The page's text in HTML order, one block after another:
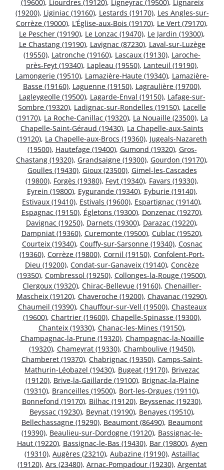
(19600), Liourdres (19120), Ligneyrac (19500), Lignareix
(19200), Liginiac (19160), Lestards (19170), Les Angles-sur-
Corrèze (19000), L’Église-aux-Bois (19170), Le Vert (79170),
Le Pescher (19190), Le Lonzac (19470), Le Jardin (19300),
Le Chastang (19190), Lavignac (87230), Laval-sur-Luzège
(19550), Latronche (19160), Lascaux (19130), Laroche-
près-Feyt (19340), Lapleau (19550), Lanteuil (19190),
Lamongerie (19510), Lamazière-Haute (19340), Lamazière-
Basse (19160), Laguenne (19150), Lagraulière (19700),
Lagleygeolle (19500), Lagarde-Enval (19150), Lafage-sur-
Sombre (19320), Ladignac-sur-Rondelles (19150), Lacelle
(19170), La Roche-Canillac (19320), La Nouaille (23500), La
Chapelle-Saint-Géraud (19430), La Chapelle-aux-Saints
(19120), La Chapelle-aux-Brocs (19360), Jugeals-Nazareth
(19500), Hautefage (19400), Gumond (19320), Gros-
Chastang (19320), Grandsaigne (19300), Gourdon (19170),
Goulles (19430), Gioux (23500), Gimel-les-Cascades
(19800), Forgès (19380), Feyt (19340), Favars (19330),
Eyrein (19800), Eygurande (19340), Eyburie (19140),
Estivaux (19410), Estivals (19600), Espartignac (19140),
Espagnac (19150), Égletons (19300), Donzenac (19270),
Davignac (19250), Darnets (19300), Darazac (19220),
Dampniat (19360), Curemonte (19500), Cublac (19520),
Courteix (19340), Couffy-sur-Sarsonne (19340), Cosnac
(19360), Corrèze (19800), Cornil (19150), Confolent-Port-
Dieu (19200), Condat-sur-Ganaveix (19140), Concèze
(19350), Combressol (19250), Collonges-la-Rouge (19500),
Clergoux (19320), Chirac-Bellevue (19160), Chenailler-
Mascheix (19120), Chaveroche (19200), Chavanac (19290),
Chaumeil (19390), Chauffour-sur-Vell (19500), Chasteaux
(19600), Chartrier (19600), Chapelle-Spinasse (19300),
Chanteix (19330), Chanac-les-Mines (19150),
Champagnac-la-Prune (19320), Champagnac-la-Noaille
(19320), Chameyrat (19330), Chamboulive (19450),
Chamberet (19370), Chabrignac (19350), Camps-Saint-
Mathurin-Léobazel (19430), Bugeat (19170), Brivezac
(19120), Brive-la-Gaillarde (19100), Brignac-la-Plaine
(19310), Branceilles (19500), Bort-les-Orgues (19110),
Bonnefond (19170), Bilhac (19120), Beyssenac (19230),
Beyssac (19230), Beynat (19190), Benayes (19510),
Bellechassagne (19290), Beaumont (86490), Beaumont
(19390), Beaulieu-sur-Dordogne (19120), Bassignac-le-
Haut (19220), Bassignac-le-Bas (19430), Bar (19800), Ayen
(19310), Augères (23210), Aubazine (19190), Astaillac
(19120), Ars (23480), Arnac-Pompadour (19230), Argentat